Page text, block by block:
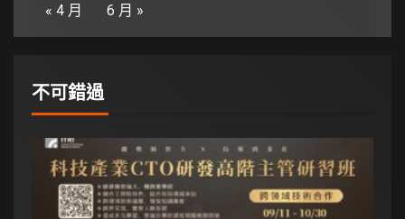
« 4 月 6 月 »
不可錯過